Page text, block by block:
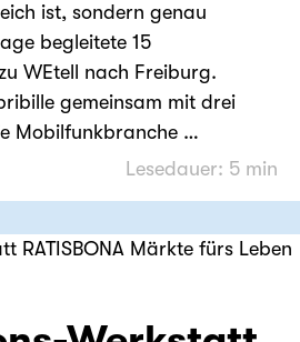
ist, sondern genau
begleitete 15
WEtell nach Freiburg.
gemeinsam mit drei
Mobilfunkbranche …
Lesedauer: 5 min